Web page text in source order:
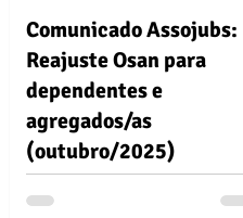
Comunicado Assojubs:
Reajuste Osan para
dependentes e
agregados/as
(outubro/2025)